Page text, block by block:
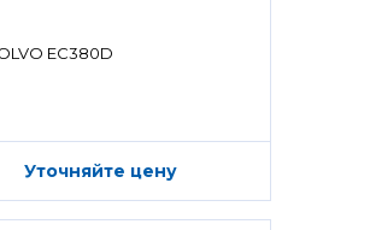
EC380D
Уточняйте цену